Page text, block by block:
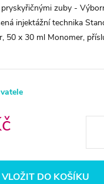
zuby -
injektážní technika
50 x 30 ml Monomer,
VLOŽIT DO KOŠÍKU